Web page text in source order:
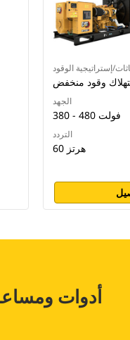
إستراتيجية الوقود
وقود منخفض
الجهد
380 - 480 فولت
التردد
60 هرتز
أدوات